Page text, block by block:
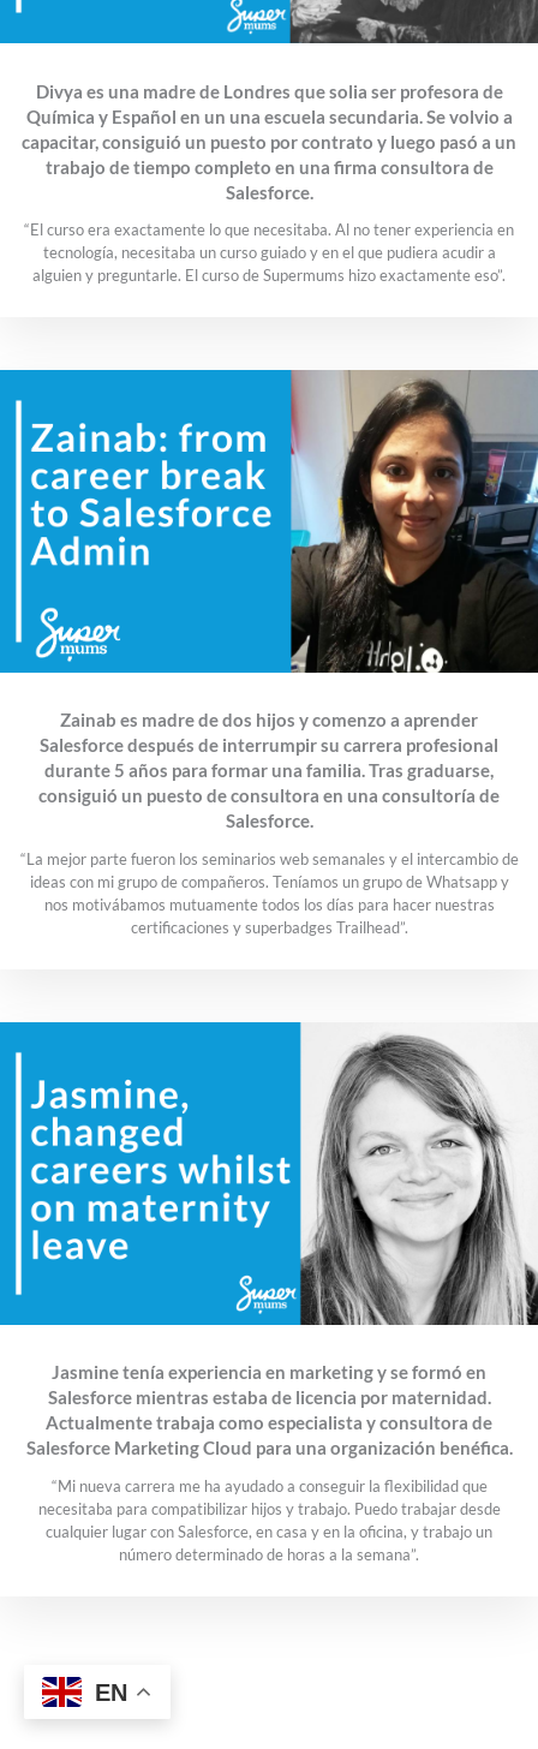
Divya es una madre de Londres que solia ser profesora de
Química y Español en un una escuela secundaria. Se volvio a
capacitar, consiguió un puesto por contrato y luego pasó a un
trabajo de tiempo completo en una firma consultora de
Salesforce.
“El curso era exactamente lo que necesitaba. Al no tener experiencia en
tecnología, necesitaba un curso guiado y en el que pudiera acudir a
alguien y preguntarle. El curso de Supermums hizo exactamente eso”.
Zainab es madre de dos hijos y comenzo a aprender
Salesforce después de interrumpir su carrera profesional
durante 5 años para formar una familia. Tras graduarse,
consiguió un puesto de consultora en una consultoría de
Salesforce.
“La mejor parte fueron los seminarios web semanales y el intercambio de
ideas con mi grupo de compañeros. Teníamos un grupo de Whatsapp y
nos motivábamos mutuamente todos los días para hacer nuestras
certificaciones y superbadges Trailhead”.
Jasmine tenía experiencia en marketing y se formó en
Salesforce mientras estaba de licencia por maternidad.
Actualmente trabaja como especialista y consultora de
Salesforce Marketing Cloud para una organización benéfica.
“Mi nueva carrera me ha ayudado a conseguir la flexibilidad que
necesitaba para compatibilizar hijos y trabajo. Puedo trabajar desde
cualquier lugar con Salesforce, en casa y en la oficina, y trabajo un
número determinado de horas a la semana”.
EN